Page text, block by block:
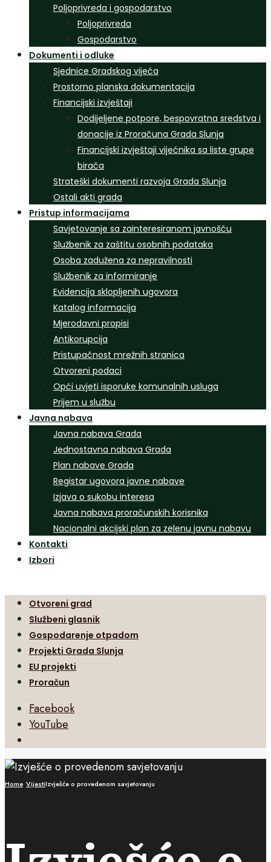
Poljoprivreda i gospodarstvo
Poljoprivreda
Gospodarstvo
Dokumenti i odluke
Sjednice Gradskog vijeća
Prostorno planska dokumentacija
Financijski izvještaji
Dodijeljene potpore, bespovratna sredstva i
donacije iz Proračuna Grada Slunja
Financijski izvještaji vijećnika sa liste grupe
birača
Strateški dokumenti razvoja Grada Slunja
Ostali akti grada
Pristup informacijama
Savjetovanje sa zainteresiranom javnošću
Službenik za zaštitu osobnih podataka
Osoba zadužena za nepravilnosti
Službenik za informiranje
Evidencija sklopljenih ugovora
Katalog informacija
Mjerodavni propisi
Antikorupcija
Pristupačnost mrežnih stranica
Otvoreni podaci
Opći uvjeti isporuke komunalnih usluga
Prijem u službu
Javna nabava
Javna nabava Grada
Jednostavna nabava Grada
Plan nabave Grada
Registar ugovora javne nabave
Izjava o sukobu interesa
Javna nabava proračunskih korisnika
Nacionalni akcijski plan za zelenu javnu nabavu
Kontakti
Izbori
Otvoreni grad
Službeni glasnik
Gospodarenje otpadom
Projekti Grada Slunja
EU projekti
Proračun
Facebook
YouTube
Search
Window
Home VijestiIzvješće o provedenom savjetovanju